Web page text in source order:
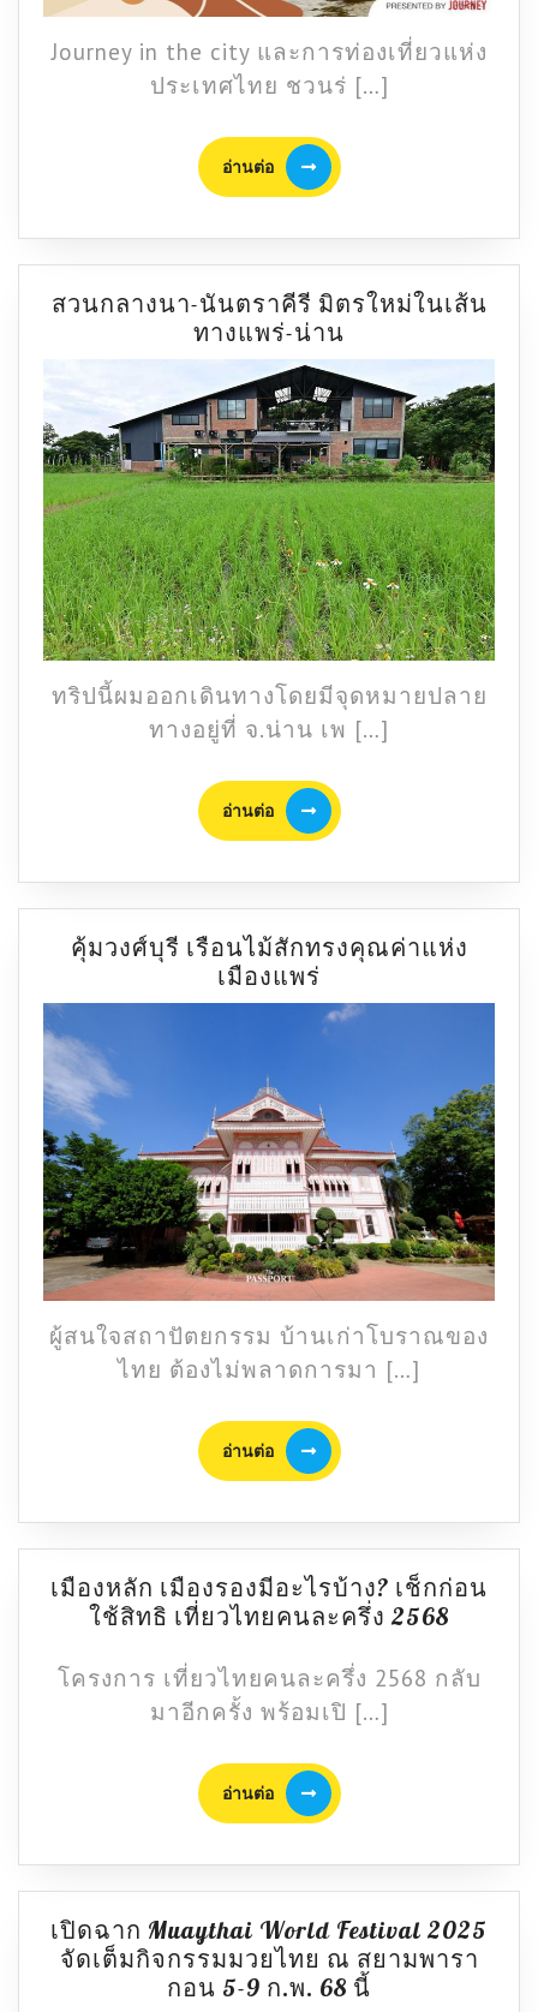
Journey in the city และการท่องเที่ยวแห่ง
ประเทศไทย ชวนร่ […]
อ่านต่อ
อ่าน
ต่อ
สวนกลางนา-นันตราคีรี มิตรใหม่ในเส้น
ทางแพร่-น่าน
กลาง
นา-
นัน
ตรา
คีรี
มิตร
ใหม่
ใน
เส้น
ทาง
แพร่-
ทริปนี้ผมออกเดินทางโดยมีจุดหมายปลาย
ทางอยู่ที่ จ.น่าน เพ […]
อ่านต่อ
อ่าน
ต่อ
คุ้มวงศ์บุรี เรือนไม้สักทรงคุณค่าแห่ง
เมืองแพร่
วงศ์
บุรี
สัก
ทรง
คุณค่า
แห่ง
เมือง
แพร่
ผู้สนใจสถาปัตยกรรม บ้านเก่าโบราณของ
ไทย ต้องไม่พลาดการมา […]
อ่านต่อ
อ่าน
ต่อ
เมืองหลัก เมืองรองมีอะไรบ้าง? เช็กก่อน
ใช้สิทธิ เที่ยวไทยคนละครึ่ง 2568
เมือง
ใช้
เที่ยว
ไทย
โครงการ เที่ยวไทยคนละครึ่ง 2568 กลับ
มาอีกครั้ง พร้อมเปิ […]
อ่านต่อ
อ่าน
ต่อ
เปิดฉาก Muaythai World Festival 2025
จัดเต็มกิจกรรมมวยไทย ณ สยามพารา
กอน 5-9 ก.พ. 68 นี้